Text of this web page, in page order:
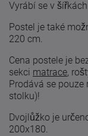
Vyrábí se v
Postel je také
220 cm.
Cena postele je
sekci matrace,
Prodává se
stolku)!
Dvojlůžko je
200x180.